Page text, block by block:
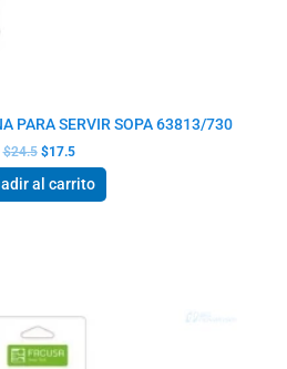
PARA SERVIR SOPA 63813/730
$24.5 $17.5
al carrito